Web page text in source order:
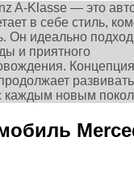
A-Klasse — это
в себе стиль,
Он идеально
и приятного
Концепция
каждым новым